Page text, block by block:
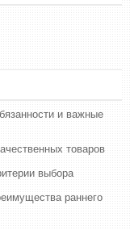
и важные
товаров
выбора
раннего